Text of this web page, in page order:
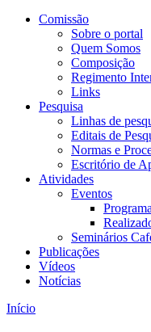
Comissão
Sobre o portal
Quem Somos
Composição
Regimento
Links
Pesquisa
Linhas de
Editais de
Normas e
Escritório de
Atividades
Eventos
Seminários
Publicações
Vídeos
Notícias
Início